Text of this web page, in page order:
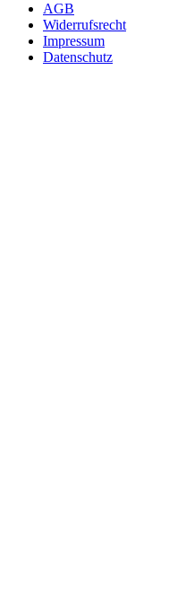
AGB
Widerrufsrecht
Impressum
Datenschutz